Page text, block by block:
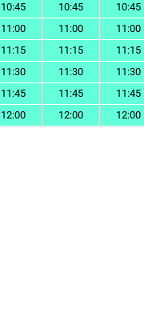
10:45 10:45 10:45
11:00
11:00
11:00
11:15
11:15
11:15
11:30
11:30
11:30
11:45
11:45
11:45
12:00
12:00 12:00